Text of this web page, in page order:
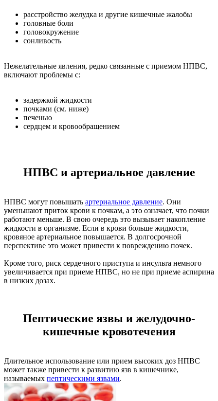
расстройство желудка и другие кишечные жалобы
головные боли
головокружение
сонливость
Нежелательные явления, редко связанные с приемом НПВС,
включают проблемы с:
задержкой жидкости
почками (см. ниже)
печенью
сердцем и кровообращением
НПВС и артериальное давление
НПВС могут повышать артериальное давление. Они
уменьшают приток крови к почкам, а это означает, что почки
работают меньше. В свою очередь это вызывает накопление
жидкости в организме. Если в крови больше жидкости,
кровяное артериальное повышается. В долгосрочной
перспективе это может привести к повреждению почек.
Кроме того, риск сердечного приступа и инсульта немного
увеличивается при приеме НПВС, но не при приеме аспирина
в низких дозах.
Пептические язвы и желудочно-
кишечные кровотечения
Длительное использование или прием высоких доз НПВС
может также привести к развитию язв в кишечнике,
называемых пептическими язвами.